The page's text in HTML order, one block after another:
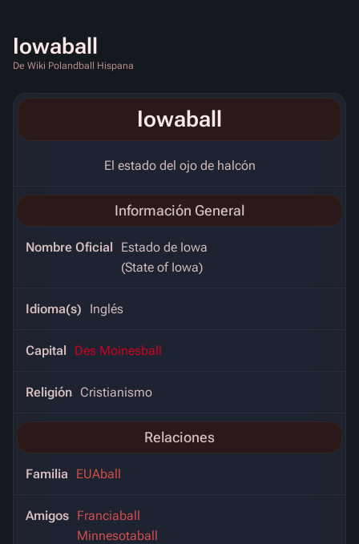
Iowaball
De Wiki Polandball Hispana
Iowaball
El estado del ojo de halcón
Información General
Nombre Oficial
Estado de Iowa
(State of Iowa)
Idioma(s) Inglés
Capital Des Moinesball
Religión Cristianismo
Relaciones
Familia EUAball
Amigos Franciaball
Minnesotaball